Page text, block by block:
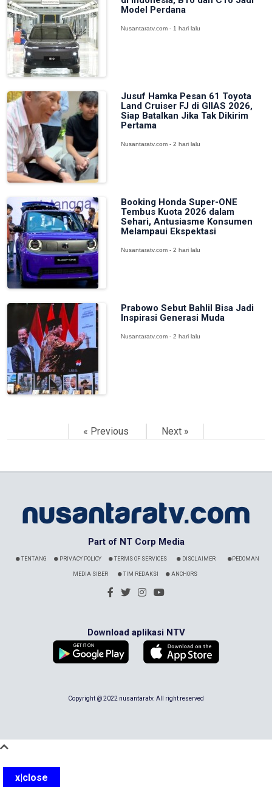
Model Perdana
Nusantaratv.com - 1 hari lalu
Jusuf Hamka Pesan 61 Toyota
Land Cruiser FJ di GIIAS 2026,
Siap Batalkan Jika Tak Dikirim
Pertama
Nusantaratv.com - 2 hari lalu
Booking Honda Super-ONE
Tembus Kuota 2026 dalam
Sehari, Antusiasme Konsumen
Melampaui Ekspektasi
Nusantaratv.com - 2 hari lalu
Prabowo Sebut Bahlil Bisa Jadi
Inspirasi Generasi Muda
Nusantaratv.com - 2 hari lalu
« Previous Next »
Part of NT Corp Media
TENTANG PRIVACY POLICY TERMS OF SERVICES DISCLAIMER PEDOMAN
MEDIA SIBER TIM REDAKSI ANCHORS
Download aplikasi NTV
Copyright @ 2022 nusantaratv. All right reserved
x|close